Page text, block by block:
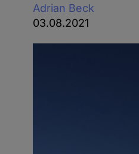
Adrian Beck
03.08.2021